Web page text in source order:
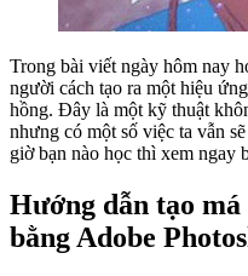
Trong bài viết ngày hôm nay
người cách tạo ra một hiệu
hồng. Đây là một kỹ thuật
nhưng có một số việc ta vẫn
giờ bạn nào học thì xem ngay
Hướng dẫn tạo
bằng Adobe